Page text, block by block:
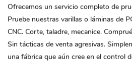
Ofrecemos un servicio completo de
Pruebe nuestras varillas o láminas de
CNC. Corte, taladre, mecanice.
Sin tácticas de venta agresivas.
una fábrica que aún cree en el control